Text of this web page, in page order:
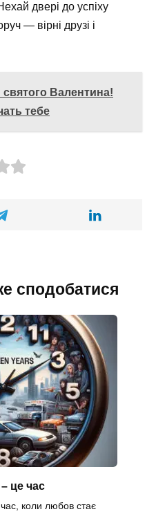
двері до успіху
— вірні друзі і
святого Валентина!
тебе
сподобатися
це час
час, коли любов стає